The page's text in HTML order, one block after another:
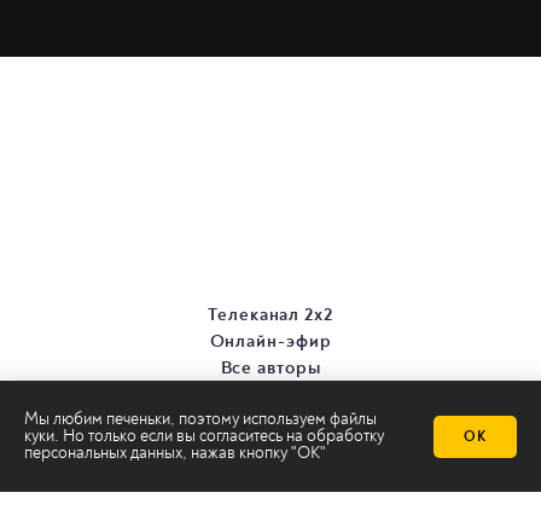
Мы любим печеньки, поэтому используем файлы
куки. Но только если вы согласитесь на обработку
персональных данных, нажав кнопку "ОК"
ОК
Телеканал 2х2
Онлайн-эфир
Все авторы